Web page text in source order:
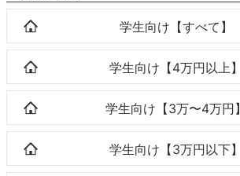
学生向け【すべて】
学生向け【4万円以上】
学生向け【3万〜4万円】
学生向け【3万円以下】